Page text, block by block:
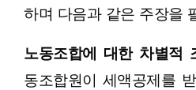
하며 다음과 같은 주장을
노동조합에 대한 차별적
동조합원이 세액공제를